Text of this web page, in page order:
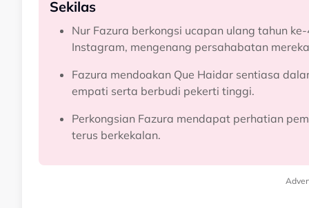
Sekilas
Nur Fazura berkongsi ucapan ulang tahun
Instagram, mengenang persahabatan
Fazura mendoakan Que Haidar sentiasa
empati serta berbudi pekerti tinggi.
Perkongsian Fazura mendapat perhatian
terus berkekalan.